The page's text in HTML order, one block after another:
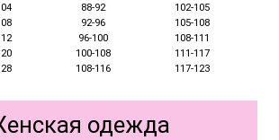
88-92
102-105
92-96
105-108
96-100
108-111
100-108
111-117
108-116 117-123
одежда